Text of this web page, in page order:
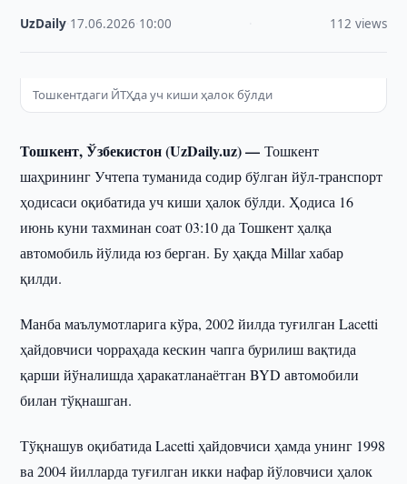
UzDaily 17.06.2026 10:00 112 views
Тошкентдаги ЙТҲда уч киши ҳалок бўлди
Тошкент, Ўзбекистон (UzDaily.uz) —Тошкент
шаҳрининг Учтепа туманида содир бўлган йўл-транспорт
ҳодисаси оқибатида уч киши ҳалок бўлди. Ҳодиса 16
июнь куни тахминан соат 03:10 да Тошкент ҳалқа
автомобиль йўлида юз берган. Бу ҳақда Millar хабар
қилди.
Манба маълумотларига кўра, 2002 йилда туғилган Lacetti
ҳайдовчиси чорраҳада кескин чапга бурилиш вақтида
қарши йўналишда ҳаракатланаётган BYD автомобили
билан тўқнашган.
Тўқнашув оқибатида Lacetti ҳайдовчиси ҳамда унинг 1998
ва 2004 йилларда туғилган икки нафар йўловчиси ҳалок